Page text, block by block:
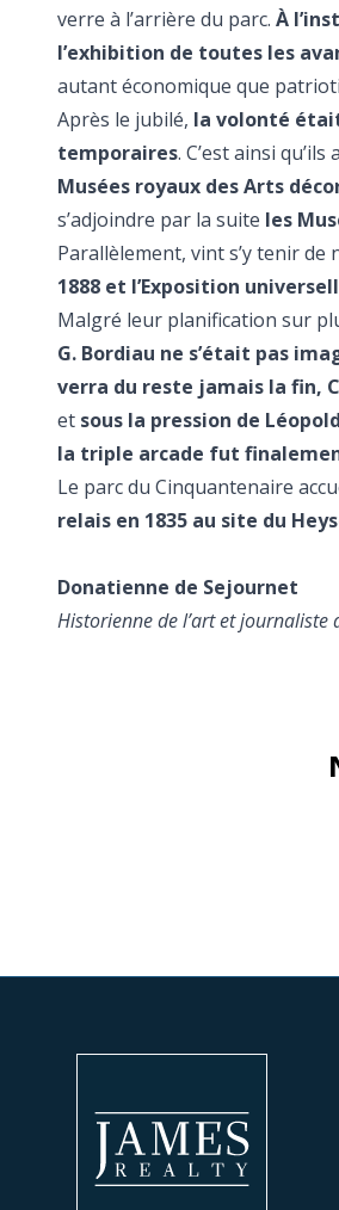
verre à l’arrière du parc. À
l’exhibition de toutes les
autant économique que
Après le jubilé, la volonté
temporaires. C’est ainsi
Musées royaux des Arts
s’adjoindre par la suite les
Parallèlement, vint s’y tenir de
1888 et l’Exposition
Malgré leur planification sur
G. Bordiau ne s’était pas
verra du reste jamais la fin,
et sous la pression de
la triple arcade fut
Le parc du Cinquantenaire
relais en 1835 au site du
Donatienne de Sejournet
Historienne de l’art et